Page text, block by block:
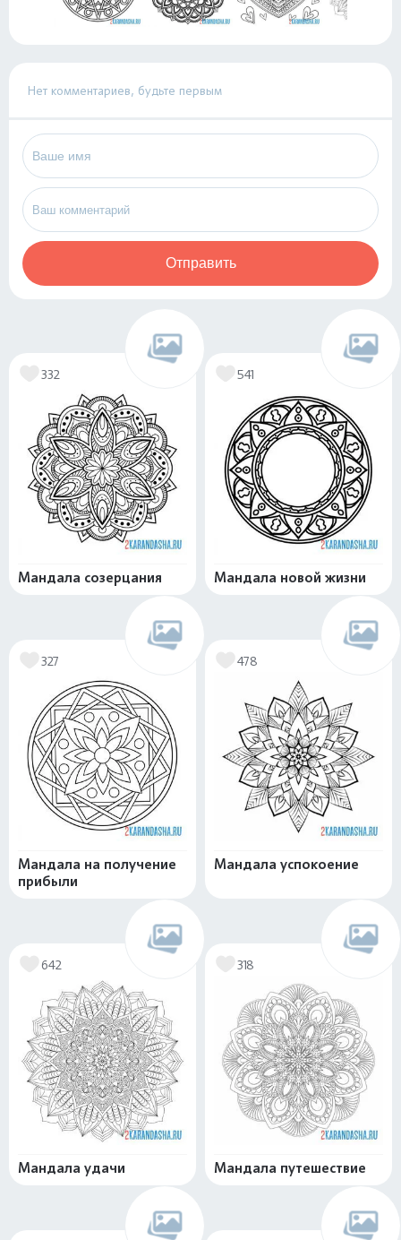
Нет комментариев, будьте первым
Отправить
332
Мандала созерцания
541
Мандала новой жизни
327
Мандала на получение
прибыли
478
Мандала успокоение
642
Мандала удачи
318
Мандала путешествие